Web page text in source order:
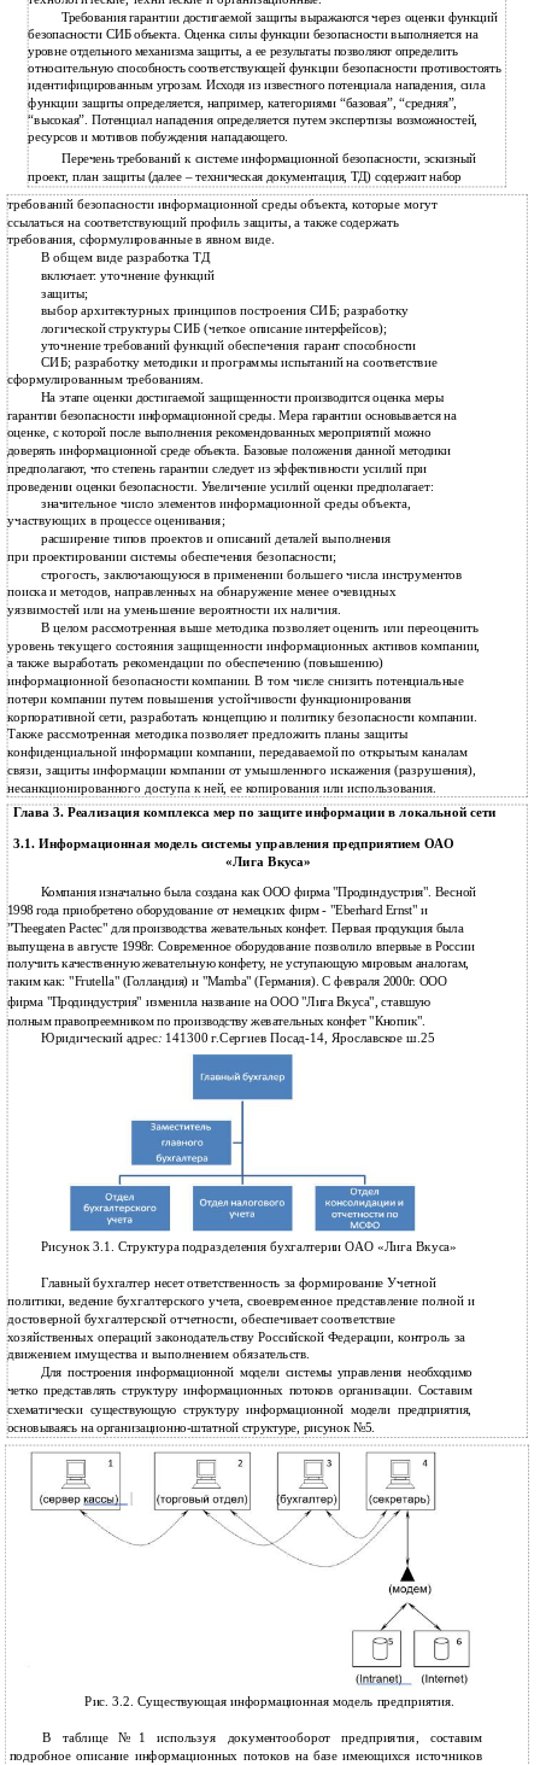
Требования гарантии достигаемой защиты выражаются через оценки функций
безопасности СИБ объекта. Оценка силы функции безопасности выполняется на
уровне отдельного механизма защиты, а ее результаты позволяют определить
относительную способность соответствующей функции безопасности противостоять
идентифицированным угрозам. Исходя из известного потенциала нападения, сила
функции защиты определяется, например, категориями “базовая”, “средняя”,
“высокая”. Потенциал нападения определяется путем экспертизы возможностей,
ресурсов и мотивов побуждения нападающего.
Перечень требований к системе информационной безопасности, эскизный
проект, план защиты (далее – техническая документация, ТД) содержит набор
требований безопасности информационной среды объекта, которые могут
ссылаться на соответствующий профиль защиты, а также содержать
требования, сформулированные в явном виде.
В общем виде разработка ТД
включает: уточнение функций
защиты;
выбор архитектурных принципов построения СИБ; разработку
логической структуры СИБ (четкое описание интерфейсов);
уточнение требований функций обеспечения гарант способности
СИБ; разработку методики и программы испытаний на соответствие
сформулированным требованиям.
На этапе оценки достигаемой защищенности производится оценка меры
гарантии безопасности информационной среды. Мера гарантии основывается на
оценке, с которой после выполнения рекомендованных мероприятий можно
доверять информационной среде объекта. Базовые положения данной методики
предполагают, что степень гарантии следует из эффективности усилий при
проведении оценки безопасности. Увеличение усилий оценки предполагает:
значительное число элементов информационной среды объекта,
участвующих в процессе оценивания;
расширение типов проектов и описаний деталей выполнения
при проектировании системы обеспечения безопасности;
строгость, заключающуюся в применении большего числа инструментов
поиска и методов, направленных на обнаружение менее очевидных
уязвимостей или на уменьшение вероятности их наличия.
В целом рассмотренная выше методика позволяет оценить или переоценить
уровень текущего состояния защищенности информационных активов компании,
а также выработать рекомендации по обеспечению (повышению)
информационной безопасности компании. В том числе снизить потенциальные
потери компании путем повышения устойчивости функционирования
корпоративной сети, разработать концепцию и политику безопасности компании.
Также рассмотренная методика позволяет предложить планы защиты
конфиденциальной информации компании, передаваемой по открытым каналам
связи, защиты информации компании от умышленного искажения (разрушения),
несанкционированного доступа к ней, ее копирования или использования.
Глава 3. Реализация комплекса мер по защите информации в локальной сети
3.1. Информационная модель системы управления предприятием ОАО
«Лига Вкуса»
Компания изначально была создана как ООО фирма "Продиндустрия". Весной
1998 года приобретено оборудование от немецких фирм - "Eberhard Ernst" и
"Theegaten Pactec" для производства жевательных конфет. Первая продукция была
выпущена в августе 1998г. Современное оборудование позволило впервые в России
получить качественную жевательную конфету, не уступающую мировым аналогам,
таким как: "Frutella" (Голландия) и "Mamba" (Германия). С февраля 2000г. ООО
фирма "Продиндустрия" изменила название на ООО "Лига Вкуса", ставшую
полным правопреемником по производству жевательных конфет "Кнопик".
Юридический адрес: 141300 г.Сергиев Посад-14, Ярославское ш.25
Рисунок 3.1. Структура подразделения бухгалтерии ОАО «Лига Вкуса»
Главный бухгалтер несет ответственность за формирование Учетной
политики, ведение бухгалтерского учета, своевременное представление полной и
достоверной бухгалтерской отчетности, обеспечивает соответствие
хозяйственных операций законодательству Российской Федерации, контроль за
движением имущества и выполнением обязательств.
Для построения информационной модели системы управления необходимо
четко представлять структуру информационных потоков организации. Составим
схематически существующую структуру информационной модели предприятия,
основываясь на организационно-штатной структуре, рисунок №5.
Рис. 3.2. Существующая информационная модель предприятия.
В таблице №1 используя документооборот предприятия, составим
подробное описание информационных потоков на базе имеющихся источников